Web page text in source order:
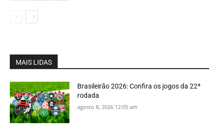
MAIS LIDAS
Brasileirão 2026: Confira os jogos da 22ª
rodada
agosto 8, 2026 12:05 am